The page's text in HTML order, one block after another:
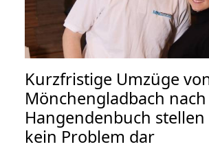
Kurzfristige Umzüge
Mönchengladbach nach
Hangendenbuch
kein Problem dar